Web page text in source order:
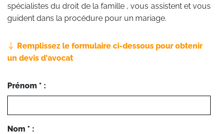
spécialistes du droit de la famille , vous assistent et vous
guident dans la procédure pour un mariage.
Remplissez le formulaire ci-dessous pour obtenir
un devis d'avocat
Prénom * :
Nom * :